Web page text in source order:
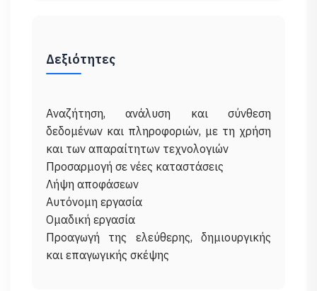
Δεξιότητες
Αναζήτηση, ανάλυση και σύνθεση
δεδομένων και πληροφοριών, με τη χρήση
και των απαραίτητων τεχνολογιών
Προσαρμογή σε νέες καταστάσεις
Λήψη αποφάσεων
Αυτόνομη εργασία
Ομαδική εργασία
Προαγωγή της ελεύθερης, δημιουργικής